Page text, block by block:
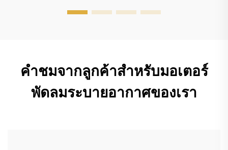
คำชมจากลูกค้าสำหรับมอเตอร์
พัดลมระบายอากาศของเรา